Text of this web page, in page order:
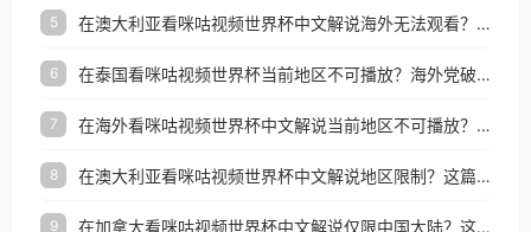
5 在澳大利亚看咪咕视频世界杯中文解说海外无法观看？这篇指南帮你搞定所有体育直播难题
6 在泰国看咪咕视频世界杯当前地区不可播放？海外党破局看中文解说赛事指南
7 在海外看咪咕视频世界杯中文解说当前地区不可播放？这篇指南帮你搞定所有体育赛事直播难题
8 在澳大利亚看咪咕视频世界杯中文解说地区限制？这篇指南帮你搞定海外观赛难题
9 在加拿大看咪咕视频世界杯中文解说仅限中国大陆？这篇指南帮你轻松解锁中文解说和赛事直播